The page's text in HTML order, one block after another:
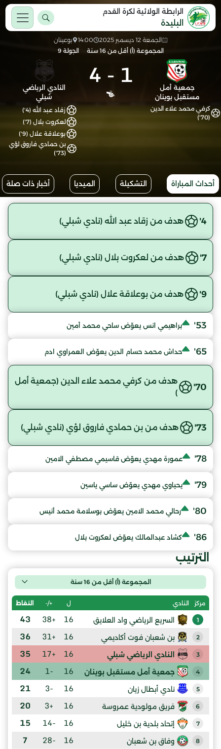
الرابطة الولائية لكرة القدم
البليدة
الجمعة 12 ديسمبر 2025 14:00
بوعينان
المجموعة (أ) أقل من 16 سنة
الجولة 9
جمعية أمل
مستقبل بوينان
1
-
4
النادي الرياضي
شبلي
كرفي محمد علاء الدين
(70')
زقاد عبد الله (4')
لعكروت بلال (7')
بوعلاقة علال (9')
بن حمادي فاروق لؤي
(73')
أحداث المباراة التشكيلة الميديا أخبار ذات صلة
4' هدف من زقاد عبد الله (نادي شبلي)
7' هدف من لعكروت بلال (نادي شبلي)
9' هدف من بوعلاقة علال (نادي شبلي)
53' براهيمي انس يعوّض ساحي محمد أمين
65' حداش محمد حسام الدين يعوّض العمراوي ادم
70'
هدف من كرفي محمد علاء الدين (جمعية أمل
)
73' هدف من بن حمادي فاروق لؤي (نادي شبلي)
78' عمورة مهدي يعوّض قاسيمي مصطفي الامين
79' يحياوي مهدي يعوّض ساسي ياسين
80' رحالي محمد الامين يعوّض بوسلامة محمد أنيس
86' كشاد عبدالمالك يعوّض لعكروت بلال
الترتيب
المجموعة (أ) أقل من 16 سنة
مركز النادي ل +/- النقاط
1 السريع الرياضي واد العلايق 16
+38
43
2 بن شعبان فوت أكاديمي 16
+31
36
3 النادي الرياضي شبلي 16
+17
35
4 جمعية أمل مستقبل بوينان 16
-1
24
5 نادي أبطال زيان 16
-3
21
6 فريق مولودية عمروسة 16
+3
20
7 إتحاد بلدية بن خليل 16
-14
15
8 وفاق بن شعبان 16
-28
7